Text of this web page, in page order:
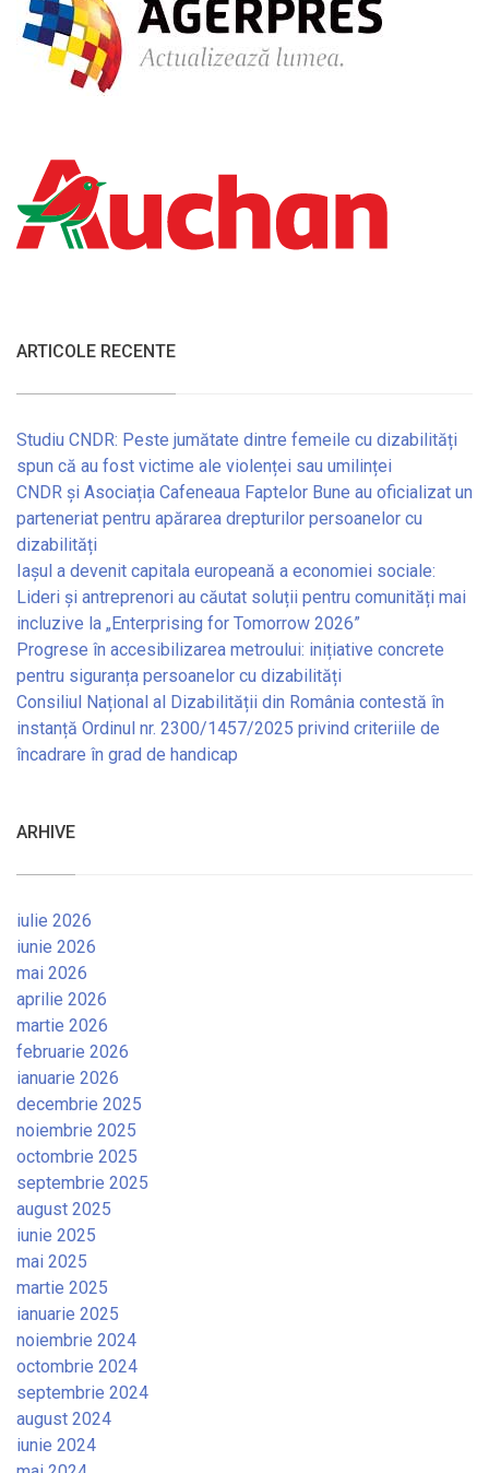
ARTICOLE RECENTE
Studiu CNDR: Peste jumătate dintre femeile cu dizabilități
spun că au fost victime ale violenței sau umilinței
CNDR și Asociația Cafeneaua Faptelor Bune au oficializat un
parteneriat pentru apărarea drepturilor persoanelor cu
dizabilități
Iașul a devenit capitala europeană a economiei sociale:
Lideri și antreprenori au căutat soluții pentru comunități mai
incluzive la „Enterprising for Tomorrow 2026”
Progrese în accesibilizarea metroului: inițiative concrete
pentru siguranța persoanelor cu dizabilități
Consiliul Național al Dizabilității din România contestă în
instanță Ordinul nr. 2300/1457/2025 privind criteriile de
încadrare în grad de handicap
ARHIVE
iulie 2026
iunie 2026
mai 2026
aprilie 2026
martie 2026
februarie 2026
ianuarie 2026
decembrie 2025
noiembrie 2025
octombrie 2025
septembrie 2025
august 2025
iunie 2025
mai 2025
martie 2025
ianuarie 2025
noiembrie 2024
octombrie 2024
septembrie 2024
august 2024
iunie 2024